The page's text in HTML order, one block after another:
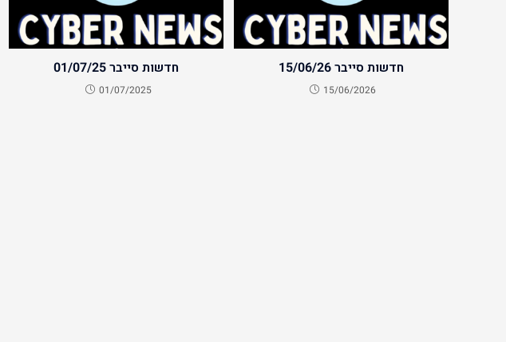
חדשות סייבר 15/06/26
15/06/2026
חדשות סייבר 01/07/25
01/07/2025